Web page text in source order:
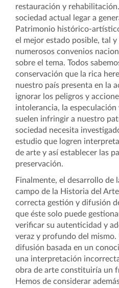
restauración y
sociedad actual legar a
Patrimonio histórico-
el mejor estado posible, tal
numerosos convenios
sobre el tema. Todos
conservación que la rica
nuestro país presenta en la
ignorar los peligros y
intolerancia, la
suelen infringir a nuestro
sociedad necesita
estudio que logren
de arte y así establecer las
preservación.
Finalmente, el desarrollo de
campo de la Historia del
correcta gestión y difusión
que éste solo puede
verificar su autenticidad y
veraz y profundo del
difusión basada en un
una interpretación
obra de arte constituiría un
Hemos de considerar